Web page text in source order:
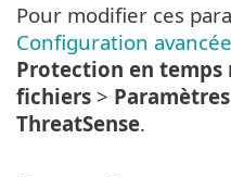
Pour modifier ces
Configuration avancée
Protection en temps
fichiers >
ThreatSense.